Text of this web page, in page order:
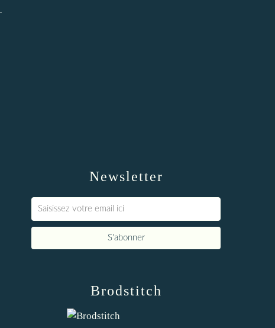
Newsletter
Brodstitch